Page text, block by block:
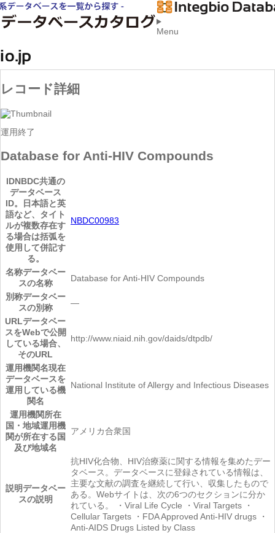
Menu
レコード詳細
運用終了
Database for Anti-HIV Compounds
IDNBDC共通の
データベース
ID。日本語と英
語など、タイト
ルが複数存在す
る場合は括弧を
使用して併記す
る。
NBDC00983
名称データベー
スの名称
Database for Anti-HIV Compounds
別称データベー
スの別称
―
URLデータベー
スをWebで公開
している場合、
そのURL
http://www.niaid.nih.gov/daids/dtpdb/
運用機関名現在
データベースを
運用している機
関名
National Institute of Allergy and Infectious Diseases
運用機関所在
国・地域運用機
関が所在する国
及び地域名
アメリカ合衆国
説明データベー
スの説明
抗HIV化合物、HIV治療薬に関する情報を集めたデー
タベース。データベースに登録されている情報は、
主要な文献の調査を継続して行い、収集したもので
ある。Webサイトは、次の6つのセクションに分か
れている。 ・Viral Life Cycle ・Viral Targets ・
Cellular Targets ・FDA Approved Anti-HIV drugs ・
Anti-AIDS Drugs Listed by Class